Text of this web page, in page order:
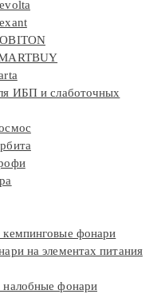
ИБП и слаботочных
фонари
на элементах питания
фонари